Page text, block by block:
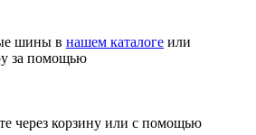
шины в нашем каталоге или
за помощью
через корзину или с помощью